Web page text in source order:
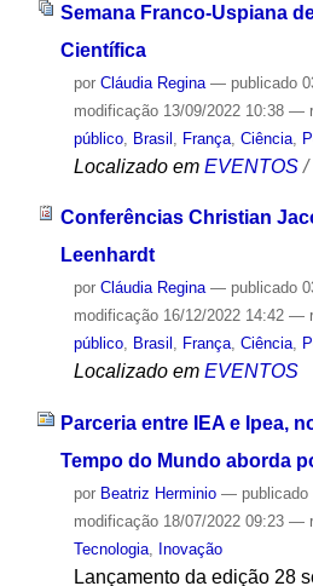
Semana Franco-Uspiana
Científica
por Cláudia Regina — publicado
modificação13/09/2022 10:38 —
público, Brasil França, Ciência,
Localizado em EVENTOS /
Conferências Christian
Leenhardt
por Cláudia Regina — publicado
modificação16/12/2022 14:42 —
público, Brasil , França, Ciência,
Localizado em EVENTOS
Parceria entre IEA e Ipea,
Tempo do Mundo aborda
por Beatriz Herminio — publicado
modificação18/07/2022 09:23 —
Tecnologia, Inovação
Lançamento da edição 28